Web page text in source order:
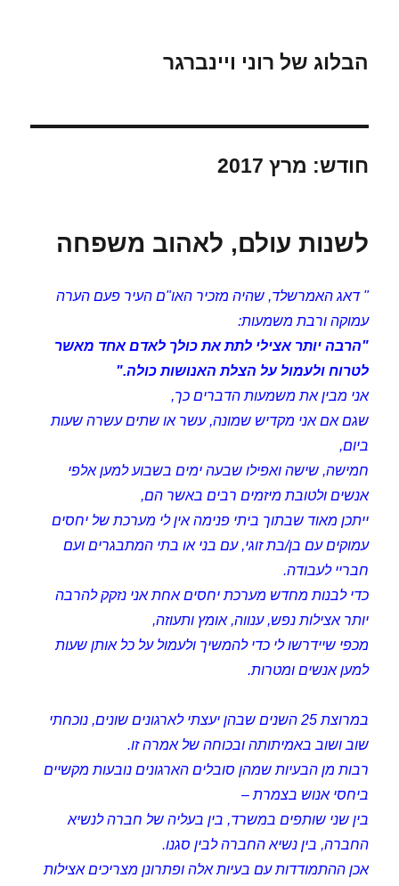
הבלוג של רוני ויינברגר
חודש: מרץ 2017
לשנות עולם, לאהוב משפחה
" דאג האמרשלד, שהיה מזכיר האו"ם העיר פעם הערה
עמוקה ורבת משמעות:
"הרבה יותר אצילי לתת את כולך לאדם אחד מאשר
לטרוח ולעמול על הצלת האנושות כולה."
אני מבין את משמעות הדברים כך,
שגם אם אני מקדיש שמונה, עשר או שתים עשרה שעות
ביום,
חמישה, שישה ואפילו שבעה ימים בשבוע למען אלפי
אנשים ולטובת מיזמים רבים באשר הם,
ייתכן מאוד שבתוך ביתי פנימה אין לי מערכת של יחסים
עמוקים עם בן/בת זוגי, עם בני או בתי המתבגרים ועם
חבריי לעבודה.
כדי לבנות מחדש מערכת יחסים אחת אני נזקק להרבה
יותר אצילות נפש, ענווה, אומץ ותעוזה,
מכפי שיידרשו לי כדי להמשיך ולעמול על כל אותן שעות
למען אנשים ומטרות.
במרוצת 25 השנים שבהן יעצתי לארגונים שונים, נוכחתי
שוב ושוב באמיתותה ובכוחה של אמרה זו.
רבות מן הבעיות שמהן סובלים הארגונים נובעות מקשיים
ביחסי אנוש בצמרת –
בין שני שותפים במשרד, בין בעליה של חברה לנשיא
החברה, בין נשיא החברה לבין סגנו.
אכן ההתמודדות עם בעיות אלה ופתרונן מצריכים אצילות